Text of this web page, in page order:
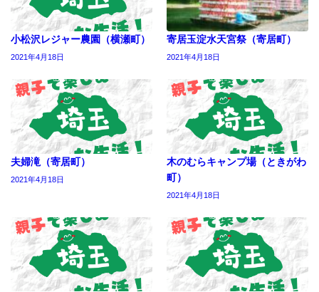
小松沢レジャー農園（横瀬町）
2021年4月18日
寄居玉淀水天宮祭（寄居町）
2021年4月18日
夫婦滝（寄居町）
2021年4月18日
木のむらキャンプ場（ときがわ
町）
2021年4月18日